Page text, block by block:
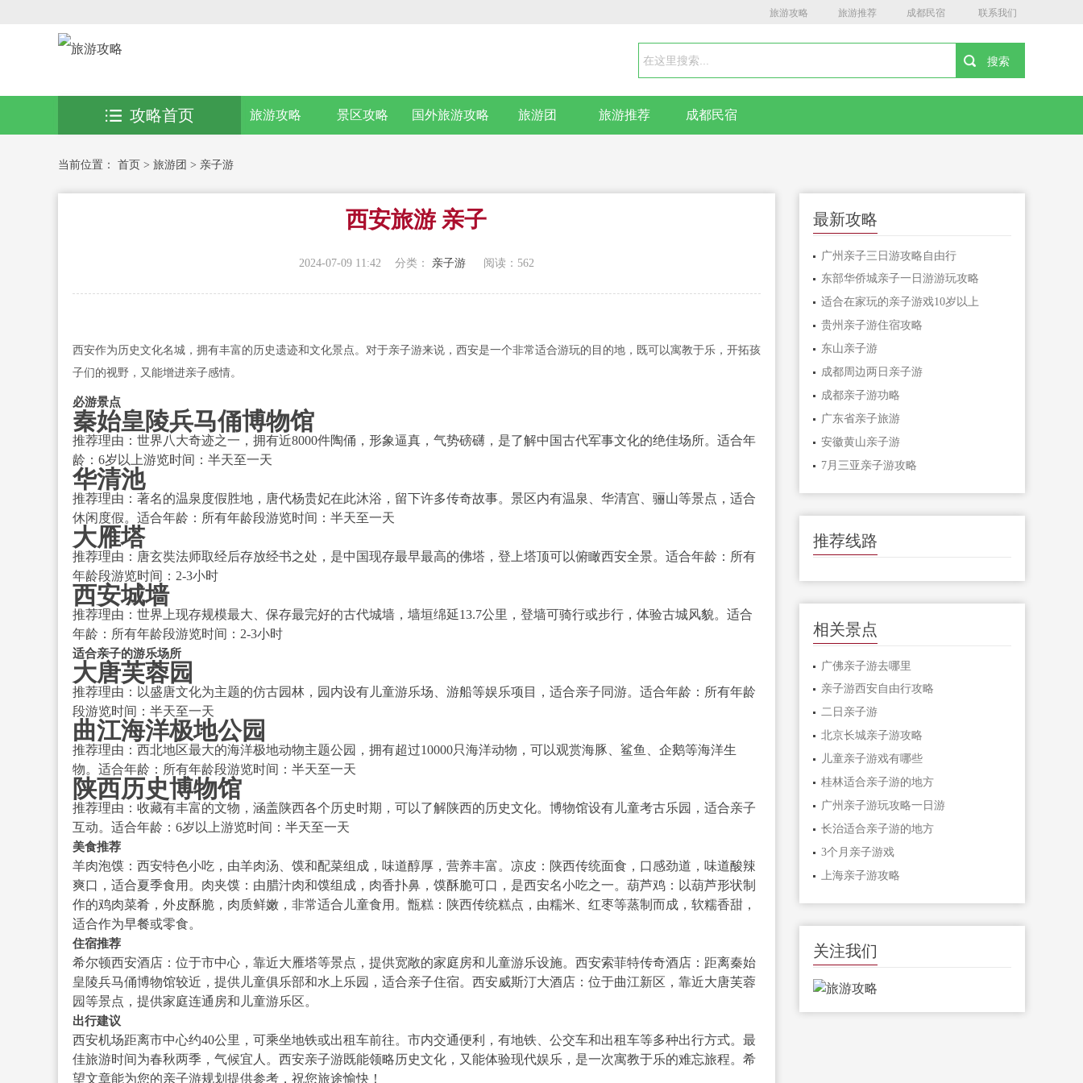
旅游攻略 旅游推荐 成都民宿 联系我们
旅游攻略 景区攻略 国外旅游攻略 旅游团 旅游推荐 成都民宿
攻略首页
当前位置： 首页 > 旅游团 > 亲子游
西安旅游 亲子
2024-07-09 11:42 分类： 亲子游 阅读： 562
西安作为历史文化名城，拥有丰富的历史遗迹和文化景点。对于亲子游来说，西安是一个非常适合游玩的目的地，既可以寓教于乐，开拓孩
子们的视野，又能增进亲子感情。
必游景点
秦始皇陵兵马俑博物馆
推荐理由：世界八大奇迹之一，拥有近8000件陶俑，形象逼真，气势磅礴，是了解中国古代军事文化的绝佳场所。适合年
龄：6岁以上游览时间：半天至一天
华清池
推荐理由：著名的温泉度假胜地，唐代杨贵妃在此沐浴，留下许多传奇故事。景区内有温泉、华清宫、骊山等景点，适合
休闲度假。适合年龄：所有年龄段游览时间：半天至一天
大雁塔
推荐理由：唐玄奘法师取经后存放经书之处，是中国现存最早最高的佛塔，登上塔顶可以俯瞰西安全景。适合年龄：所有
年龄段游览时间：2-3小时
西安城墙
推荐理由：世界上现存规模最大、保存最完好的古代城墙，墙垣绵延13.7公里，登墙可骑行或步行，体验古城风貌。适合
年龄：所有年龄段游览时间：2-3小时
适合亲子的游乐场所
大唐芙蓉园
推荐理由：以盛唐文化为主题的仿古园林，园内设有儿童游乐场、游船等娱乐项目，适合亲子同游。适合年龄：所有年龄
段游览时间：半天至一天
曲江海洋极地公园
推荐理由：西北地区最大的海洋极地动物主题公园，拥有超过10000只海洋动物，可以观赏海豚、鲨鱼、企鹅等海洋生
物。适合年龄：所有年龄段游览时间：半天至一天
陕西历史博物馆
推荐理由：收藏有丰富的文物，涵盖陕西各个历史时期，可以了解陕西的历史文化。博物馆设有儿童考古乐园，适合亲子
互动。适合年龄：6岁以上游览时间：半天至一天
美食推荐
羊肉泡馍：西安特色小吃，由羊肉汤、馍和配菜组成，味道醇厚，营养丰富。凉皮：陕西传统面食，口感劲道，味道酸辣
爽口，适合夏季食用。肉夹馍：由腊汁肉和馍组成，肉香扑鼻，馍酥脆可口，是西安名小吃之一。葫芦鸡：以葫芦形状制
作的鸡肉菜肴，外皮酥脆，肉质鲜嫩，非常适合儿童食用。甑糕：陕西传统糕点，由糯米、红枣等蒸制而成，软糯香甜，
适合作为早餐或零食。
住宿推荐
希尔顿西安酒店：位于市中心，靠近大雁塔等景点，提供宽敞的家庭房和儿童游乐设施。西安索菲特传奇酒店：距离秦始
皇陵兵马俑博物馆较近，提供儿童俱乐部和水上乐园，适合亲子住宿。西安威斯汀大酒店：位于曲江新区，靠近大唐芙蓉
园等景点，提供家庭连通房和儿童游乐区。
出行建议
西安机场距离市中心约40公里，可乘坐地铁或出租车前往。市内交通便利，有地铁、公交车和出租车等多种出行方式。最
佳旅游时间为春秋两季，气候宜人。西安亲子游既能领略历史文化，又能体验现代娱乐，是一次寓教于乐的难忘旅程。希
望文章能为您的亲子游规划提供参考，祝您旅途愉快！
最新攻略
广州亲子三日游攻略自由行
东部华侨城亲子一日游游玩攻略
适合在家玩的亲子游戏10岁以上
贵州亲子游住宿攻略
东山亲子游
成都周边两日亲子游
成都亲子游功略
广东省亲子旅游
安徽黄山亲子游
7月三亚亲子游攻略
推荐线路
相关景点
广佛亲子游去哪里
亲子游西安自由行攻略
二日亲子游
北京长城亲子游攻略
儿童亲子游戏有哪些
桂林适合亲子游的地方
广州亲子游玩攻略一日游
长治适合亲子游的地方
3个月亲子游戏
上海亲子游攻略
关注我们